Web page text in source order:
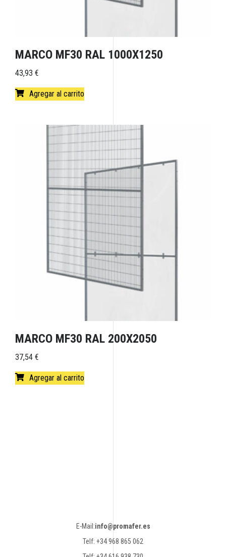
MARCO MF30 RAL 1000X1250
43,93 €
Agregar al carrito
MARCO MF30 RAL 200X2050
37,54 €
Agregar al carrito
E-Mail:info@promafer.es
Telf: +34 968 865 062